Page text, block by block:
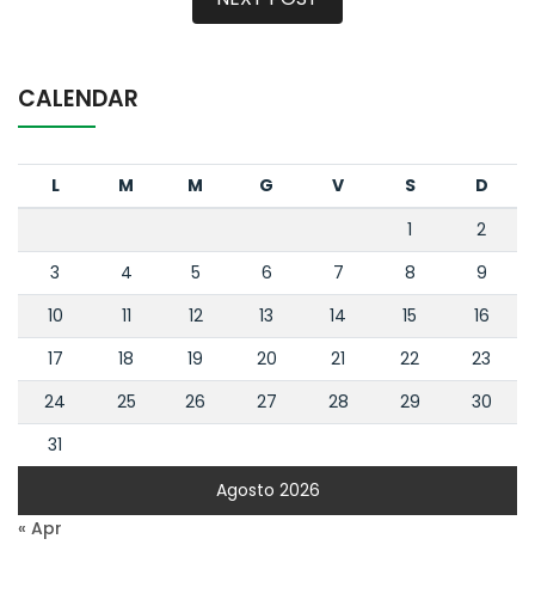
CALENDAR
Agosto 2026
L M M G V S
D
1
2
3
4 5 6 7 8
9
10
11 12 13 14 15
16
17
18 19 20 21 22
23
24
25 26 27 28 29
30
31
« Apr